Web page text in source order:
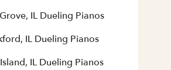
IL Dueling Pianos
IL Dueling Pianos
IL Dueling Pianos